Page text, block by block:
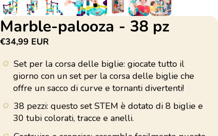
Marble-palooza - 38 pz
€34,99 EUR
Set per la corsa delle biglie: giocate tutto il
giorno con un set per la corsa delle biglie che
offre un sacco di curve e tornanti divertenti!
38 pezzi: questo set STEM è dotato di 8 biglie e
30 tubi colorati, tracce e anelli.